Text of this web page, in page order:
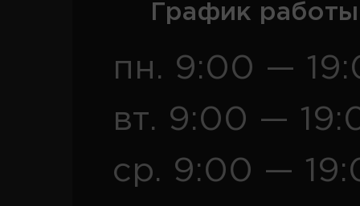
График
пн. 9:00 —
вт. 9:00 —
ср. 9:00 —